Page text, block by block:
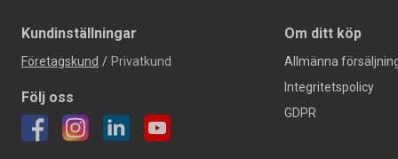
Kundinställningar
Företagskund / Privatkund
Följ oss
Om ditt köp
Allmänna
Integritetspolicy
GDPR